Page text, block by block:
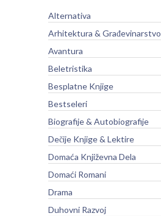
Alternativa
Arhitektura & Građevinarstvo
Avantura
Beletristika
Besplatne Knjige
Bestseleri
Biografije & Autobiografije
Dečije Knjige & Lektire
Domaća Književna Dela
Domaći Romani
Drama
Duhovni Razvoj